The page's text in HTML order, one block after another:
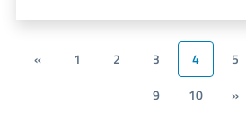
« 1 2 3 4 5
9
10 »